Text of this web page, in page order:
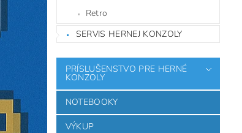
Retro
SERVIS HERNEJ KONZOLY
PRÍSLUŠENSTVO PRE HERNÉ
KONZOLY
NOTEBOOKY
VÝKUP